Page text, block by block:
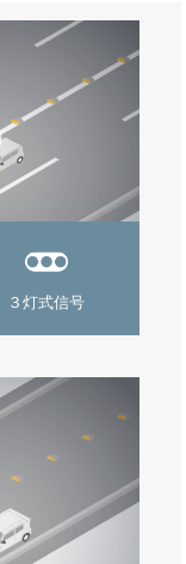
３灯式信号